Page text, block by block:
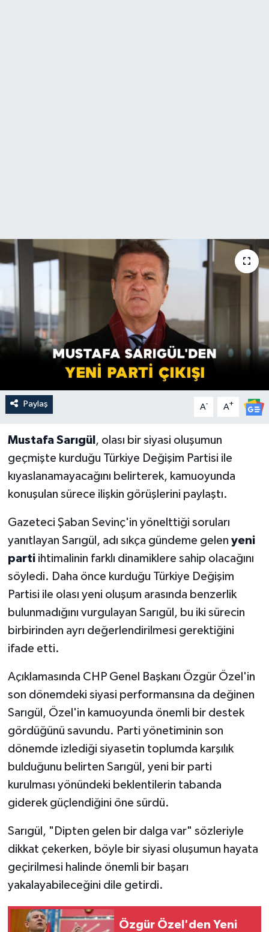
Paylaş A- A+
Mustafa Sarıgül , olası bir siyasi oluşumun
geçmişte kurduğu Türkiye Değişim Partisi ile
kıyaslanamayacağını belirterek, kamuoyunda
konuşulan sürece ilişkin görüşlerini paylaştı.
Gazeteci Şaban Sevinç'in yönelttiği soruları
yanıtlayan Sarıgül, adı sıkça gündeme gelen yeni
partiihtimalinin farklı dinamiklere sahip olacağını
söyledi. Daha önce kurduğu Türkiye Değişim
Partisi ile olası yeni oluşum arasında benzerlik
bulunmadığını vurgulayan Sarıgül, bu iki sürecin
birbirinden ayrı değerlendirilmesi gerektiğini
ifade etti.
Açıklamasında CHP Genel Başkanı Özgür Özel'in
son dönemdeki siyasi performansına da değinen
Sarıgül, Özel'in kamuoyunda önemli bir destek
gördüğünü savundu. Parti yönetiminin son
dönemde izlediği siyasetin toplumda karşılık
bulduğunu belirten Sarıgül, yeni bir parti
kurulması yönündeki beklentilerin tabanda
giderek güçlendiğini öne sürdü.
Sarıgül, "Dipten gelen bir dalga var" sözleriyle
dikkat çekerken, böyle bir siyasi oluşumun hayata
geçirilmesi halinde önemli bir başarı
yakalayabileceğini dile getirdi.
Özgür Özel'den Yeni